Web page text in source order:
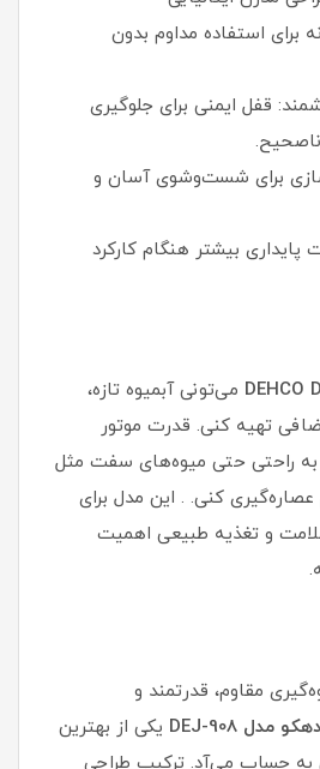
برای استفاده مداوم بدون
قفل ایمنی برای جلوگیری
ناصحیح.
برای شست‌وشوی آسان و
بیشتر هنگام کارکرد
DEHCO می‌تونی آبمیوه تازه،
تهیه کنی. قدرت موتور
راحتی حتی میوه‌های سفت مثل
کنی. . این مدل برای
و تغذیه طبیعی اهمیت
مقاوم، قدرتمند و
دهکو مدل DEJ-908
یکی از بهترین